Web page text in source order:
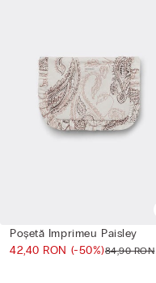
Poșetă Imprimeu Paisley
42,40 RON (-50%)84,90 RON